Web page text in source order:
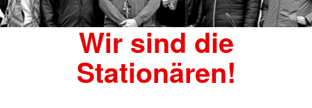
Wir sind die
Stationären!